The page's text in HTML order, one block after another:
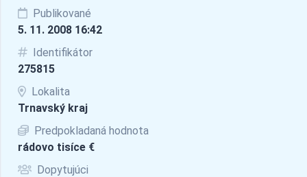
Publikované
5. 11. 2008 16:42
Identifikátor
275815
Lokalita
Trnavský kraj
Predpokladaná hodnota
rádovo tisíce €
Dopytujúci